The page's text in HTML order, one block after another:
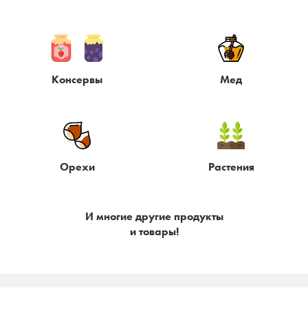
Консервы Мед
Орехи Растения
И многие другие продукты
и товары!